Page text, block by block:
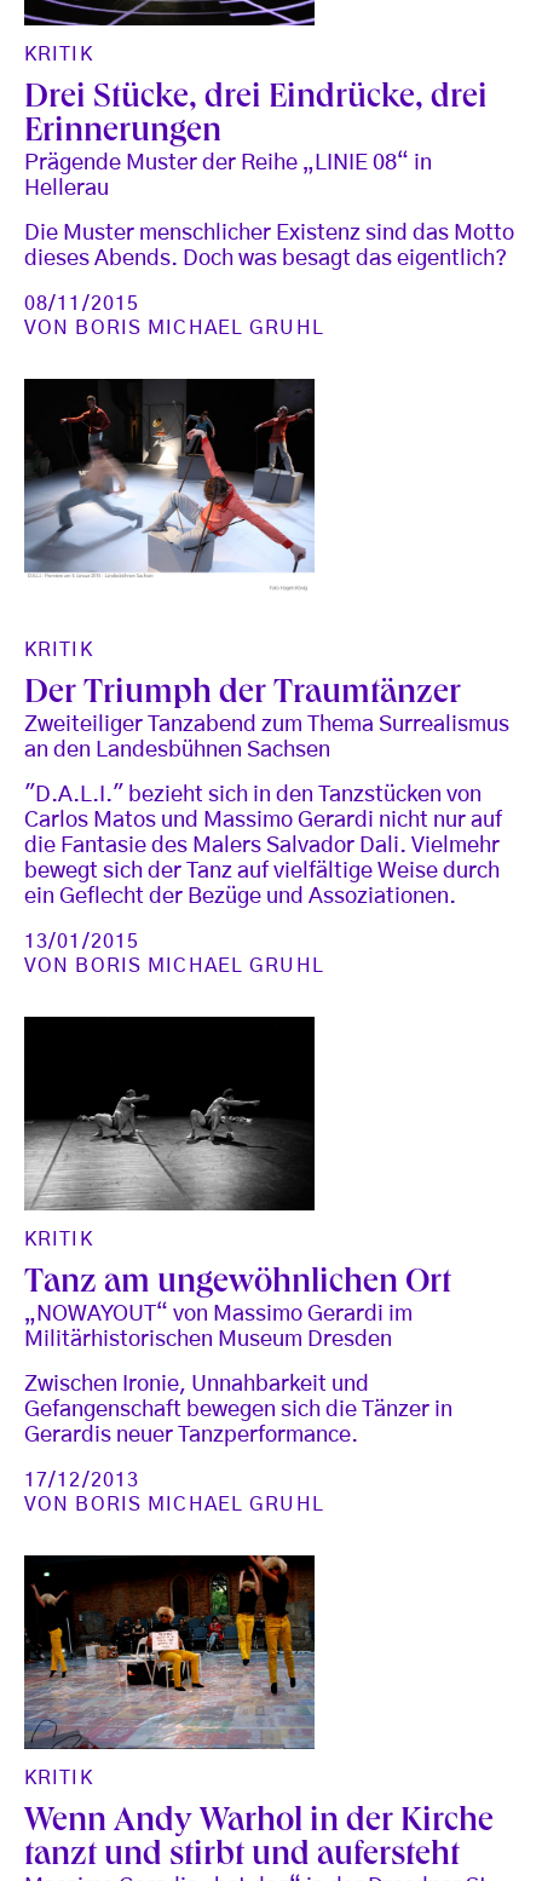
KRITIK
Drei Stücke, drei Eindrücke, drei
Erinnerungen
Prägende Muster der Reihe „LINIE 08“ in
Hellerau
Die Muster menschlicher Existenz sind das Motto
dieses Abends. Doch was besagt das eigentlich?
08/11/2015
VON
BORIS MICHAEL GRUHL
KRITIK
Der Triumph der Traumtänzer
Zweiteiliger Tanzabend zum Thema Surrealismus
an den Landesbühnen Sachsen
"D.A.L.I." bezieht sich in den Tanzstücken von
Carlos Matos und Massimo Gerardi nicht nur auf
die Fantasie des Malers Salvador Dali. Vielmehr
bewegt sich der Tanz auf vielfältige Weise durch
ein Geflecht der Bezüge und Assoziationen.
13/01/2015
VON
BORIS MICHAEL GRUHL
KRITIK
Tanz am ungewöhnlichen Ort
„NOWAYOUT“ von Massimo Gerardi im
Militärhistorischen Museum Dresden
Zwischen Ironie, Unnahbarkeit und
Gefangenschaft bewegen sich die Tänzer in
Gerardis neuer Tanzperformance.
17/12/2013
VON
BORIS MICHAEL GRUHL
KRITIK
Wenn Andy Warhol in der Kirche
tanzt und stirbt und aufersteht